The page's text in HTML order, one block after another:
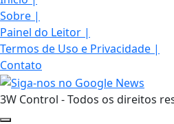
Sobre |
Painel do Leitor |
Termos de Uso e Privacidade |
Contato
3W Control - Todos os direitos